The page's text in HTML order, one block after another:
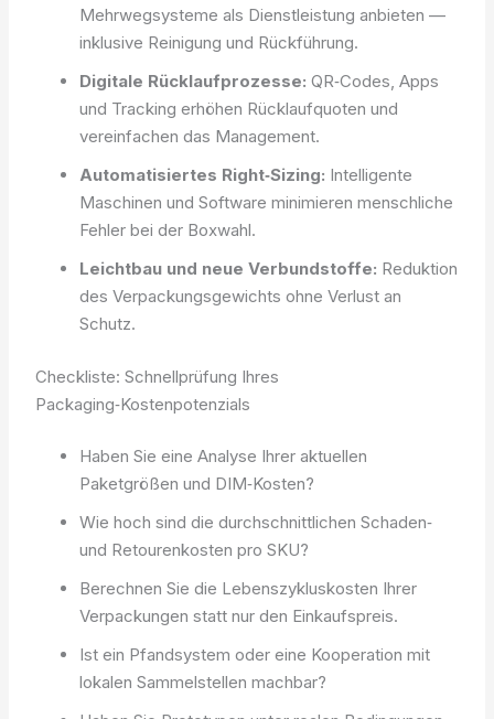
Mehrwegsysteme als Dienstleistung anbieten —
inklusive Reinigung und Rückführung.
Digitale Rücklaufprozesse: QR‑Codes, Apps
und Tracking erhöhen Rücklaufquoten und
vereinfachen das Management.
Automatisiertes Right‑Sizing: Intelligente
Maschinen und Software minimieren menschliche
Fehler bei der Boxwahl.
Leichtbau und neue Verbundstoffe: Reduktion
des Verpackungsgewichts ohne Verlust an
Schutz.
Checkliste: Schnellprüfung Ihres
Packaging‑Kostenpotenzials
Haben Sie eine Analyse Ihrer aktuellen
Paketgrößen und DIM‑Kosten?
Wie hoch sind die durchschnittlichen Schaden‑
und Retourenkosten pro SKU?
Berechnen Sie die Lebenszykluskosten Ihrer
Verpackungen statt nur den Einkaufspreis.
Ist ein Pfandsystem oder eine Kooperation mit
lokalen Sammelstellen machbar?